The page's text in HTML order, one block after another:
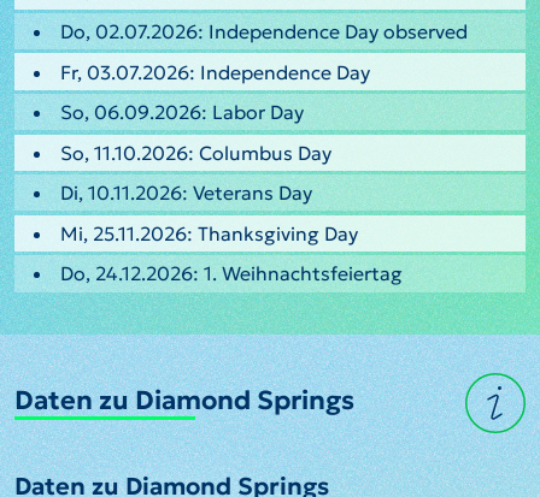
Do, 02.07.2026: Independence Day observed
Fr, 03.07.2026: Independence Day
So, 06.09.2026: Labor Day
So, 11.10.2026: Columbus Day
Di, 10.11.2026: Veterans Day
Mi, 25.11.2026: Thanksgiving Day
Do, 24.12.2026: 1. Weihnachtsfeiertag
Daten zu Diamond Springs
Daten zu Diamond Springs